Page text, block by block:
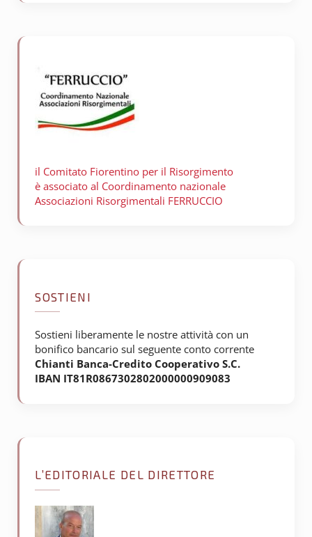
il Comitato Fiorentino per il Risorgimento
è associato al Coordinamento nazionale
Associazioni Risorgimentali FERRUCCIO
SOSTIENI
Sostieni liberamente le nostre attività con un
bonifico bancario sul seguente conto corrente
Chianti Banca-Credito Cooperativo S.C.
IBAN IT81R0867302802000000909083
L’EDITORIALE DEL DIRETTORE